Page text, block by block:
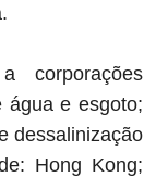
corporações
água e esgoto;
dessalinização
Hong Kong;